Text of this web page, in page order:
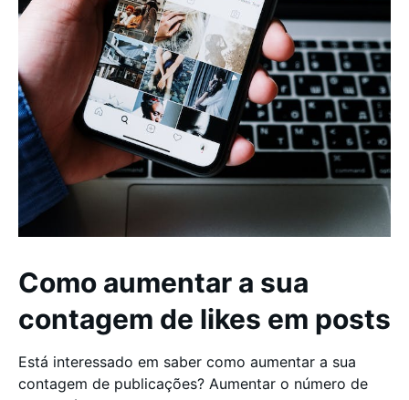
Como aumentar a sua
contagem de likes em posts
Está interessado em saber como aumentar a sua
contagem de publicações? Aumentar o número de